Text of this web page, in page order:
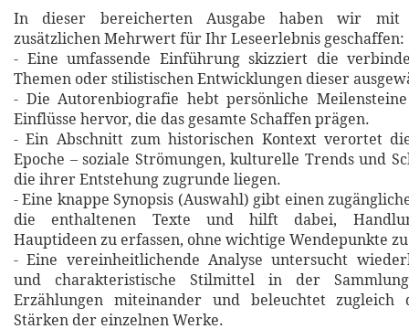
In dieser bereicherten Ausgabe haben wir mit
zusätzlichen Mehrwert für Ihr Leseerlebnis geschaffen:
- Eine umfassende Einführung skizziert die
Themen oder stilistischen Entwicklungen dieser
- Die Autorenbiografie hebt persönliche
Einflüsse hervor, die das gesamte Schaffen prägen.
- Ein Abschnitt zum historischen Kontext verortet
Epoche – soziale Strömungen, kulturelle Trends und
die ihrer Entstehung zugrunde liegen.
- Eine knappe Synopsis (Auswahl) gibt einen
die enthaltenen Texte und hilft dabei,
Hauptideen zu erfassen, ohne wichtige Wendepunkte
- Eine vereinheitlichende Analyse untersucht
und charakteristische Stilmittel in der
Erzählungen miteinander und beleuchtet zugleich
Stärken der einzelnen Werke.